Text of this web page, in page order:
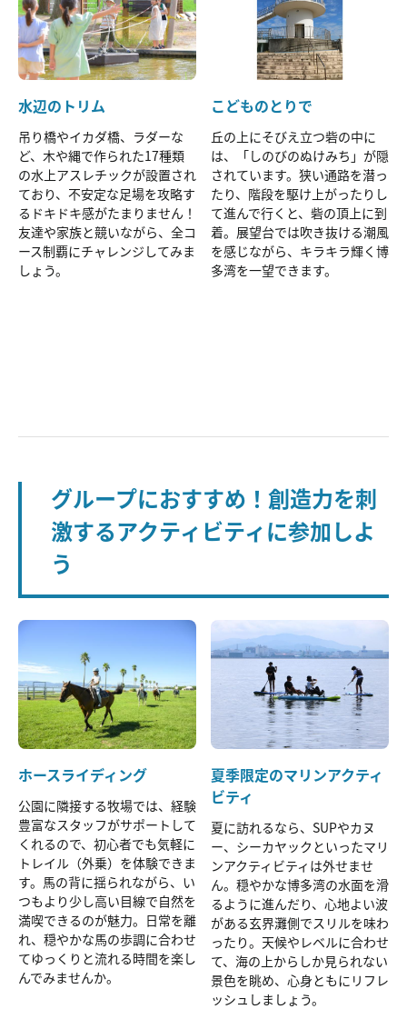
水辺のトリム
吊り橋やイカダ橋、ラダーな
ど、木や縄で作られた17種類
の水上アスレチックが設置され
ており、不安定な足場を攻略す
るドキドキ感がたまりません！
友達や家族と競いながら、全コ
ース制覇にチャレンジしてみま
しょう。
こどものとりで
丘の上にそびえ立つ砦の中に
は、「しのびのぬけみち」が隠
されています。狭い通路を潜っ
たり、階段を駆け上がったりし
て進んで行くと、砦の頂上に到
着。展望台では吹き抜ける潮風
を感じながら、キラキラ輝く博
多湾を一望できます。
グループにおすすめ！創造力を刺
激するアクティビティに参加しよ
う
ホースライディング
公園に隣接する牧場では、経験
豊富なスタッフがサポートして
くれるので、初心者でも気軽に
トレイル（外乗）を体験できま
す。馬の背に揺られながら、い
つもより少し高い目線で自然を
満喫できるのが魅力。日常を離
れ、穏やかな馬の歩調に合わせ
てゆっくりと流れる時間を楽し
んでみませんか。
夏季限定のマリンアクティ
ビティ
夏に訪れるなら、SUPやカヌ
ー、シーカヤックといったマリ
ンアクティビティは外せませ
ん。穏やかな博多湾の水面を滑
るように進んだり、心地よい波
がある玄界灘側でスリルを味わ
ったり。天候やレベルに合わせ
て、海の上からしか見られない
景色を眺め、心身ともにリフレ
ッシュしましょう。